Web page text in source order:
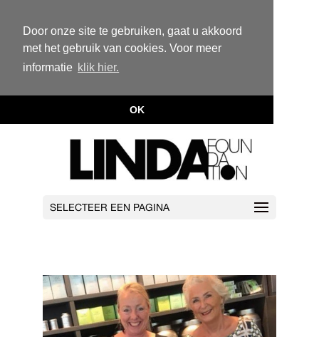
Door onze site te gebruiken, gaat u akkoord
met het gebruik van cookies. Voor meer
informatie klik hier.
OK
SELECTEER EEN PAGINA